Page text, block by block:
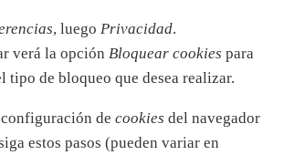
, luego Privacidad.
verá la opción Bloquear cookies para
tipo de bloqueo que desea realizar.
de cookies del navegador
estos pasos (pueden variar en